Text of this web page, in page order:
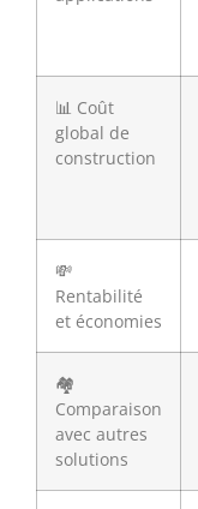
📊 Coût
global de
construction
💸
Rentabilité
et économies
🏘️
Comparaison
avec autres
solutions